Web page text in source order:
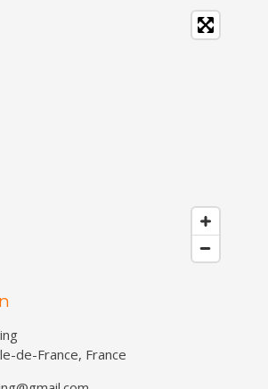
de-France, France